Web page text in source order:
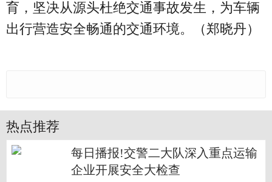
育，坚决从源头杜绝交通事故发生，为车辆
出行营造安全畅通的交通环境。（郑晓丹）
热点推荐
每日播报!交警二大队深入重点运输
企业开展安全大检查